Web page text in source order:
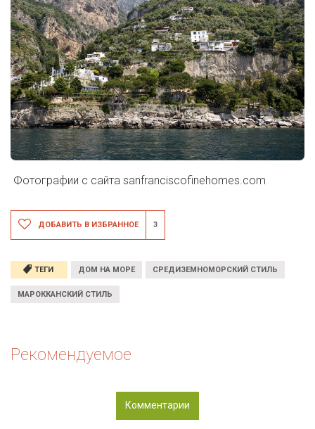
Фотографии с сайта sanfranciscofinehomes.com
ДОБАВИТЬ В ИЗБРАННОЕ 3
ТЕГИ ДОМ НА МОРЕ СРЕДИЗЕМНОМОРСКИЙ СТИЛЬ
МАРОККАНСКИЙ СТИЛЬ
Рекомендуемое
Комментарии